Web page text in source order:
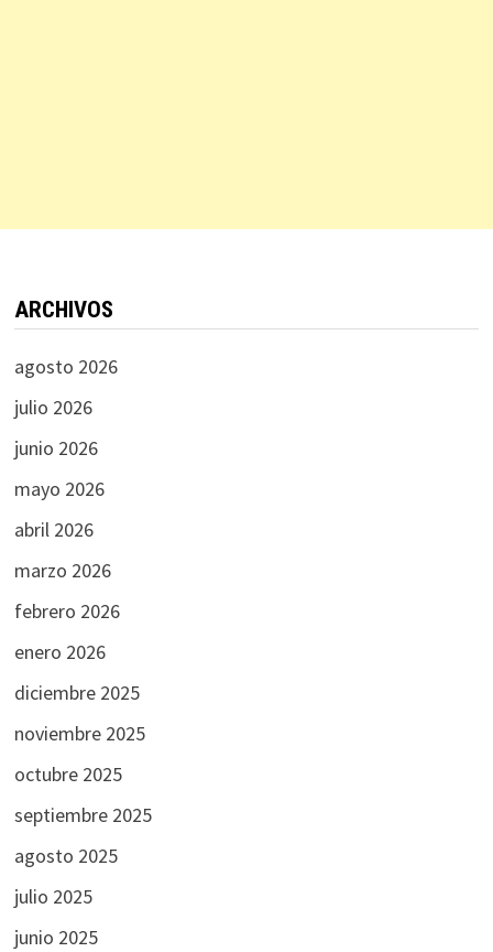
ARCHIVOS
agosto 2026
julio 2026
junio 2026
mayo 2026
abril 2026
marzo 2026
febrero 2026
enero 2026
diciembre 2025
noviembre 2025
octubre 2025
septiembre 2025
agosto 2025
julio 2025
junio 2025